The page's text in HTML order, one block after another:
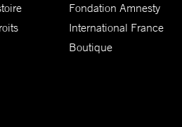
Fondation Amnesty
International France
Boutique